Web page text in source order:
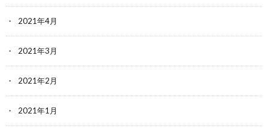
2021年4月
2021年3月
2021年2月
2021年1月